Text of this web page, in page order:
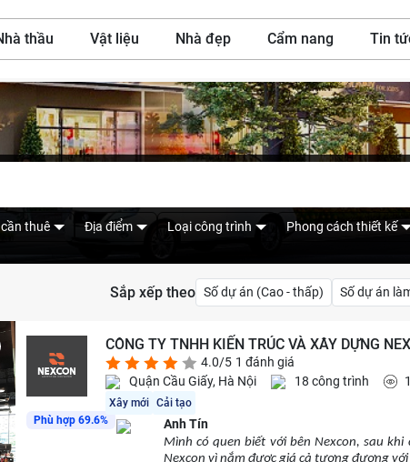
thầu Vật liệu Nhà đẹp Cẩm nang Tin
thuê Địa điểm Loại công trình Phong cách thiết kế
Sắp xếp theo Số dự án (Cao - thấp) Số dự án
Phù hợp 69.6%
CÔNG TY TNHH KIẾN TRÚC VÀ XÂY DỰNG
4.0/5 1 đánh giá
Quận Cầu Giấy, Hà Nội
18 công trình
Xây mới Cải tạo
Anh Tín
Mình có quen biết với bên Nexcon, sau
Nexcon vì nắm được giá cả tương đương